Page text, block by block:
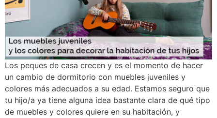
Los peques de casa crecen y es el momento de hacer
un cambio de dormitorio con muebles juveniles y
colores más adecuados a su edad. Estamos seguro que
tu hijo/a ya tiene alguna idea bastante clara de qué tipo
de muebles y colores quiere en su habitación, y